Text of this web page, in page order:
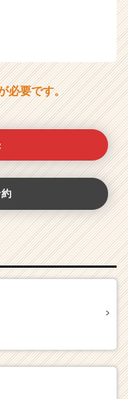
必要です。